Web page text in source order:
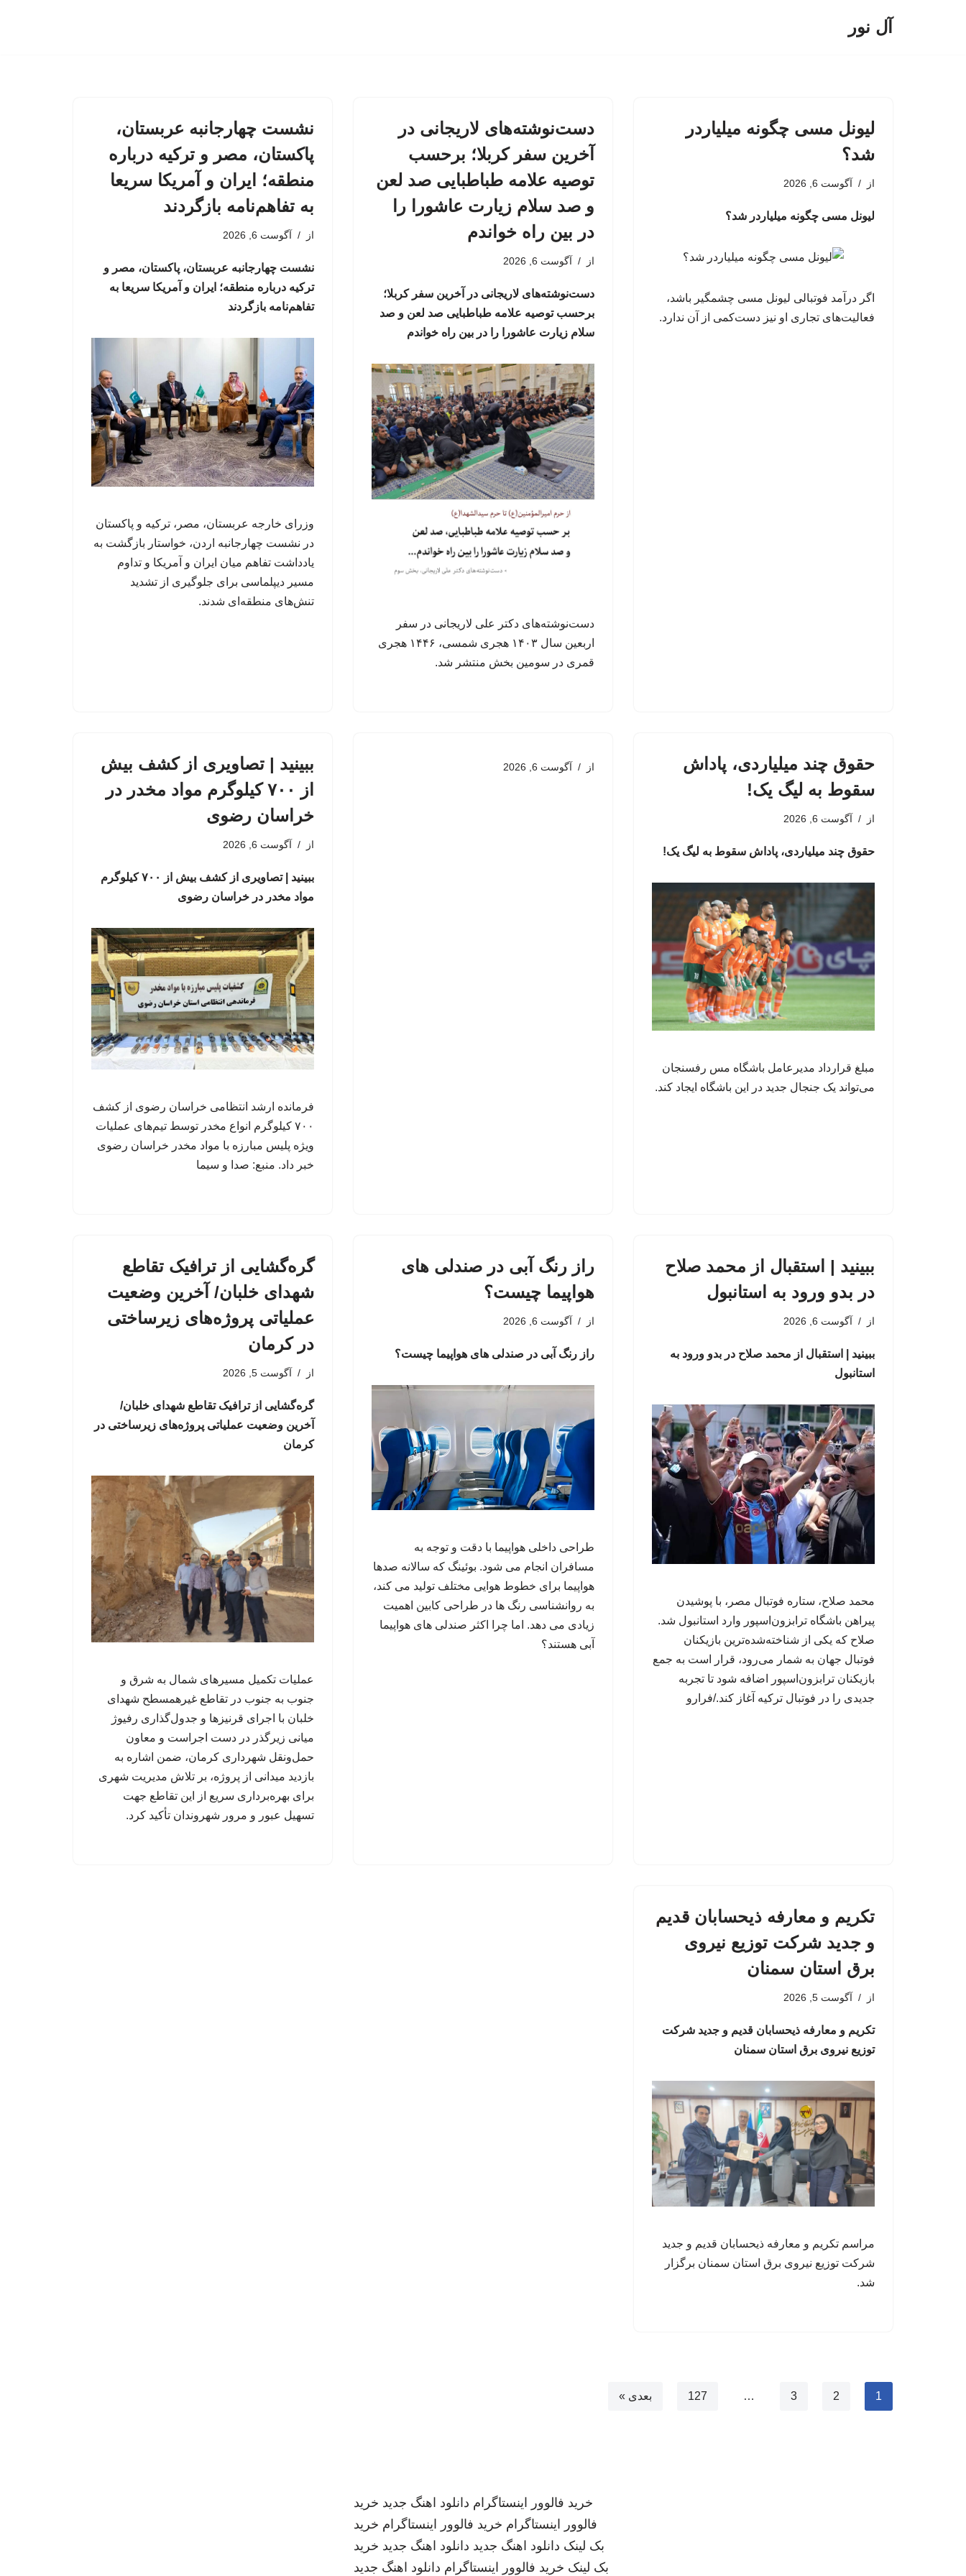
آل نور
لیونل مسی چگونه میلیاردر
شد؟
از آگوست 6, 2026
لیونل مسی چگونه میلیاردر شد؟
اگر درآمد فوتبالی لیونل مسی چشمگیر باشد،
فعالیت‌های تجاری او نیز دست‌کمی از آن ندارد.
دست‌نوشته‌های لاریجانی در
آخرین سفر کربلا؛ برحسب
توصیه علامه طباطبایی صد لعن
و صد سلام زیارت عاشورا را
در بین راه خواندم
از آگوست 6, 2026
دست‌نوشته‌های لاریجانی در آخرین سفر کربلا؛
برحسب توصیه علامه طباطبایی صد لعن و صد
سلام زیارت عاشورا را در بین راه خواندم
دست‌نوشته‌های دکتر علی لاریجانی در سفر
اربعین سال ۱۴۰۳ هجری شمسی، ۱۴۴۶ هجری
قمری در سومین بخش منتشر شد.
نشست چهارجانبه عربستان،
پاکستان، مصر و ترکیه درباره
منطقه؛ ایران و آمریکا سریعا
به تفاهم‌نامه بازگردند
از آگوست 6, 2026
نشست چهارجانبه عربستان، پاکستان، مصر و
ترکیه درباره منطقه؛ ایران و آمریکا سریعا به
تفاهم‌نامه بازگردند
وزرای خارجه عربستان، مصر، ترکیه و پاکستان
در نشست چهارجانبه اردن، خواستار بازگشت به
یادداشت تفاهم میان ایران و آمریکا و تداوم
مسیر دیپلماسی برای جلوگیری از تشدید
تنش‌های منطقه‌ای شدند.
حقوق چند میلیاردی، پاداش
سقوط به لیگ یک!
از آگوست 6, 2026
حقوق چند میلیاردی، پاداش سقوط به لیگ یک!
مبلغ قرارداد مدیرعامل باشگاه مس رفسنجان
می‌تواند یک جنجال جدید در این باشگاه ایجاد کند.
از آگوست 6, 2026
ببینید | تصاویری از کشف بیش
از ۷۰۰ کیلوگرم مواد مخدر در
خراسان رضوی
از آگوست 6, 2026
ببینید | تصاویری از کشف بیش از ۷۰۰ کیلوگرم
مواد مخدر در خراسان رضوی
فرمانده ارشد انتظامی خراسان رضوی از کشف
۷۰۰ کیلوگرم انواع مخدر توسط تیم‌های عملیات
ویژه پلیس مبارزه با مواد مخدر خراسان رضوی
خبر داد. منبع: صدا و سیما
ببینید | استقبال از محمد صلاح
در بدو ورود به استانبول
از آگوست 6, 2026
ببینید | استقبال از محمد صلاح در بدو ورود به
استانبول
محمد صلاح، ستاره فوتبال مصر، با پوشیدن
پیراهن باشگاه ترابزون‌اسپور وارد استانبول شد.
صلاح که یکی از شناخته‌شده‌ترین بازیکنان
فوتبال جهان به شمار می‌رود، قرار است به جمع
بازیکنان ترابزون‌اسپور اضافه شود تا تجربه
جدیدی را در فوتبال ترکیه آغاز کند./فرارو
راز رنگ آبی در صندلی های
هواپیما چیست؟
از آگوست 6, 2026
راز رنگ آبی در صندلی های هواپیما چیست؟
طراحی داخلی هواپیما با دقت و توجه به
مسافران انجام می شود. بوئینگ که سالانه صدها
هواپیما برای خطوط هوایی مختلف تولید می کند،
به روانشناسی رنگ ها در طراحی کابین اهمیت
زیادی می دهد. اما چرا اکثر صندلی های هواپیما
آبی هستند؟
گره‌گشایی از ترافیک تقاطع
شهدای خلبان/ آخرین وضعیت
عملیاتی پروژه‌های زیرساختی
در کرمان
از آگوست 5, 2026
گره‌گشایی از ترافیک تقاطع شهدای خلبان/
آخرین وضعیت عملیاتی پروژه‌های زیرساختی در
کرمان
عملیات تکمیل مسیرهای شمال به شرق و
جنوب به جنوب در تقاطع غیرهمسطح شهدای
خلبان با اجرای قرنیزها و جدول‌گذاری رفیوژ
میانی زیرگذر در دست اجراست و معاون
حمل‌ونقل شهرداری کرمان، ضمن اشاره به
بازدید میدانی از پروژه، بر تلاش مدیریت شهری
برای بهره‌برداری سریع از این تقاطع جهت
تسهیل عبور و مرور شهروندان تأکید کرد.
تکریم و معارفه ذیحسابان قدیم
و جدید شرکت توزیع نیروی
برق استان سمنان
از آگوست 5, 2026
تکریم و معارفه ذیحسابان قدیم و جدید شرکت
توزیع نیروی برق استان سمنان
مراسم تکریم و معارفه ذیحسابان قدیم و جدید
شرکت توزیع نیروی برق استان سمنان برگزار
شد.
1
2
3
…
127 بعدی »
خرید فالوور اینستاگرام دانلود اهنگ جدید خرید
فالوور اینستاگرام خرید فالوور اینستاگرام خرید
بک لینک دانلود اهنگ جدید دانلود اهنگ جدید خرید
بک لینک خرید فالوور اینستاگرام دانلود اهنگ جدید